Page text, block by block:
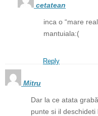
cetatean
inca o “mare
mantuiala:(
Reply
Mitru
Dar la ce atata
punte si il deschideti